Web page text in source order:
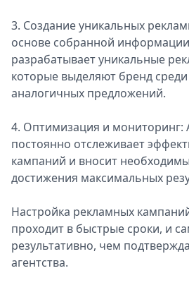
3. Создание уникальных
основе собранной
разрабатывает уникальные
которые выделяют бренд
аналогичных предложений.
4. Оптимизация и мониторинг:
постоянно отслеживает
кампаний и вносит
достижения максимальных
Настройка рекламных
проходит в быстрые сроки, и
результативно, чем
агентства.